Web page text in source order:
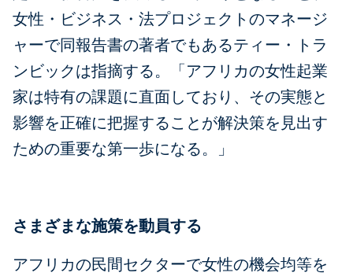
女性・ビジネス・法プロジェクトのマネージ
ャーで同報告書の著者でもあるティー・トラ
ンビックは指摘する。「アフリカの女性起業
家は特有の課題に直面しており、その実態と
影響を正確に把握することが解決策を見出す
ための重要な第一歩になる。」
さまざまな施策を動員する
アフリカの民間セクターで女性の機会均等を